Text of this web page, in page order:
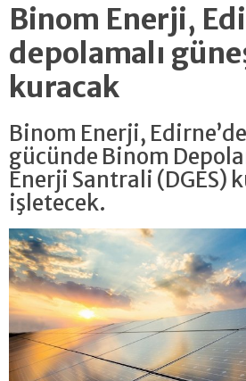
Binom Enerji,
depolamalı
kuracak
Binom Enerji,
gücünde Binom
Enerji Santrali (DGES)
işletecek.